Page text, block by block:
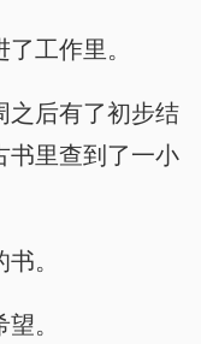
工作里。
之后有了初步结
书里查到了一小
。
。